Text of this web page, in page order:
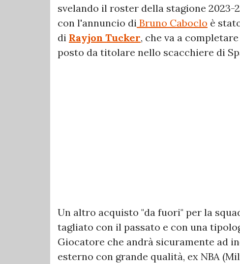
svelando il roster della stagione
con l'annuncio di Bruno Caboclo è
di Rayjon Tucker, che va a
posto da titolare nello scacchiere di
Un altro acquisto "da fuori" per la
tagliato con il passato e con una
Giocatore che andrà sicuramente ad
esterno con grande qualità, ex NBA